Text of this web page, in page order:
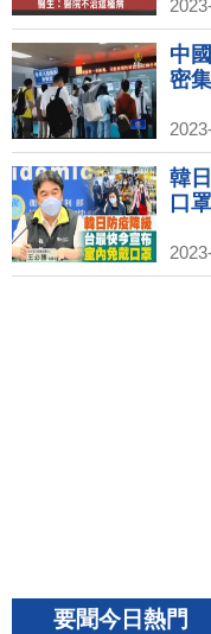
中
密
韓
口罩
要聞今日熱門